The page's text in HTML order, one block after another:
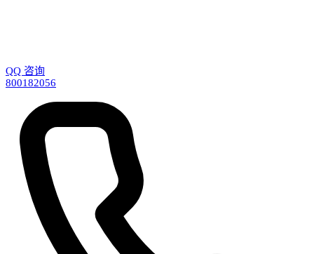
QQ 咨询
800182056